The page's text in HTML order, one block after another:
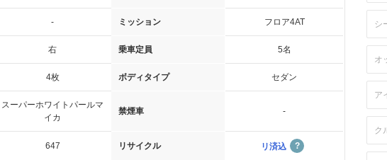
- ミッション フロア4AT
右 乗車定員 5名
4枚 ボディタイプ セダン
スーパーホワイトパールマ
イカ
禁煙車 -
647 リサイクル リ済込
シ
オ
ア
ク